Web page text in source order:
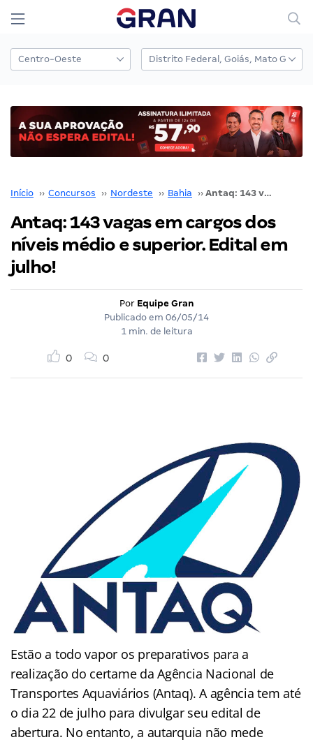
Início ›› Concursos ›› Nordeste ›› Bahia ›› Antaq: 143 vagas em cargos dos níveis médio e superior. Edital em julho!
Antaq: 143 vagas em cargos dos
níveis médio e superior. Edital em
julho!
Por Equipe Gran
Publicado em 06/05/14
1 min. de leitura
0 0
Estão a todo vapor os preparativos para a
realização do certame da Agência Nacional de
Transportes Aquaviários (Antaq). A agência tem até
o dia 22 de julho para divulgar seu edital de
abertura. No entanto, a autarquia não mede